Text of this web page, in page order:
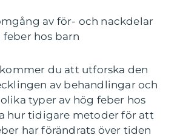
av för- och nackdelar
hos barn
du att utforska den
av behandlingar och
typer av hög feber hos
hur tidigare metoder för att
har förändrats över tiden